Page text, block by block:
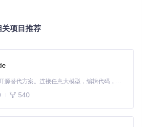
保障远程协作的稳定性与安全性
技术可根据网络状况动态调整视频质量，确
境下仍能保持流畅通信。
从零部署WebRTC直播服务器
关项目推荐
Claude Code 的开源替代方案。连接任意大模型，编辑代码，运行命令，自动验证 — 全自动执行。用 Rust 构建，极致性能。 ｜ An open-source alternative to Claude Code. Connect any LLM, edit code, run commands, and verify changes — autonomously. Built in Rust for speed. Get Started
540